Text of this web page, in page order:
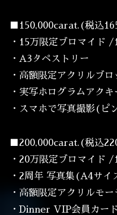
■150,000carat.(税込
・15万限定ブロマイド /
・A3タペストリー
・高額限定アクリルブロ
・実写ホログラムアクキ
・スマホで写真撮影(
■200,000carat.(税込
・20万限定ブロマイド /
・2周年 写真集(A4サイ
・高額限定アクリルモ
・Dinner VIP会員カー